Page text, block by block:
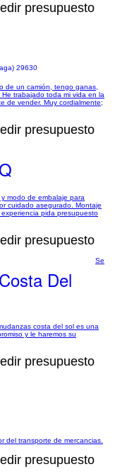
presupuesto
29630
de un camión, tengo ganas,
trabajado toda mi vida en la
de vender. Muy cordialmente;
presupuesto
modo de embalaje para
cuidado asegurado. Montaje
pida presupuesto
presupuesto
Del
Se
costa del sol es una
y le haremos su
presupuesto
del transporte de mercancias.
presupuesto